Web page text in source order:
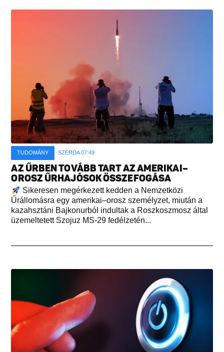
TUDOMÁNY SZERDA 07:49
AZ ŰRBEN TOVÁBB TART AZ AMERIKAI–
OROSZ ŰRHAJÓSOK ÖSSZEFOGÁSA
Sikeresen megérkezett kedden a Nemzetközi
Űrállomásra egy amerikai–orosz személyzet, miután a
kazahsztáni Bajkonurból indultak a Roszkoszmosz által
üzemeltetett Szojuz MS-29 fedélzetén...